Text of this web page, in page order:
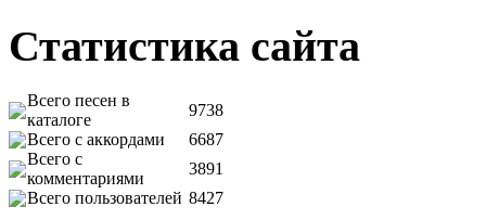
Статистика сайта
Всего песен в
каталоге
9738
Всего с аккордами
6687
Всего с
комментариями
3891
Всего пользователей 8427